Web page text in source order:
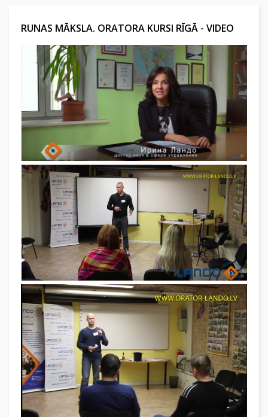
RUNAS MĀKSLA. ORATORA KURSI RĪGĀ - VIDEO